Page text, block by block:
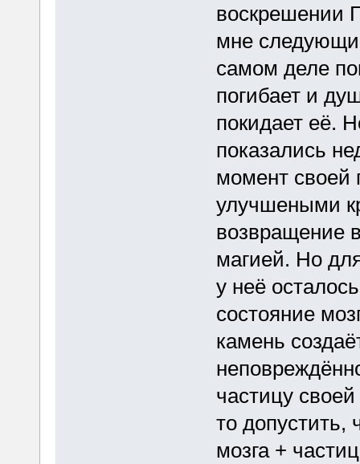
воскрешении
мне
самом деле
погибает и
покидает её.
показались
момент своей
улучшеными
возвращение
магией. Но
у неё
состояние
камень
частицу
то допустить,
мозга +